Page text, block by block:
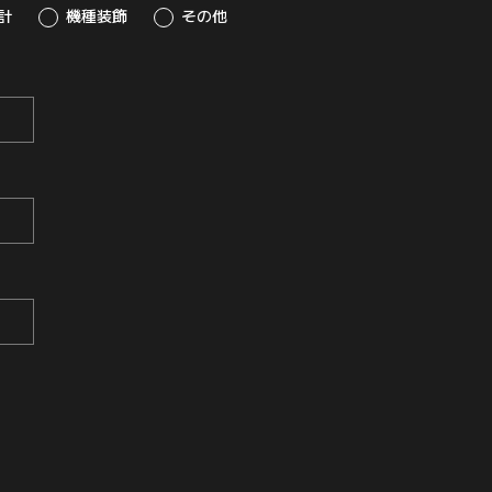
機種装飾 その他